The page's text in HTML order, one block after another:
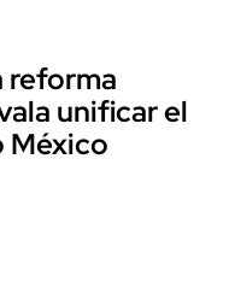
reforma
unificar el
México